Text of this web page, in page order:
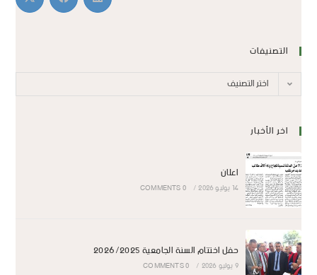
التصنيفات
اختر التصنيف
اخر الأخبار
اعلان
14 يوليو 2026 /
0 COMMENTS
حفل اختتام السنة الجامعية 2026/2025
9 يوليو 2026 /
0 COMMENTS